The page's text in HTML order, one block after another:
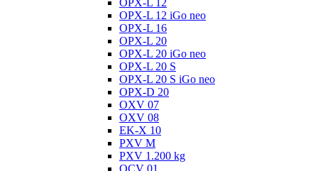
OPX-L 12
OPX-L 12 iGo neo
OPX-L 16
OPX-L 20
OPX-L 20 iGo neo
OPX-L 20 S
OPX-L 20 S iGo neo
OPX-D 20
OXV 07
OXV 08
EK-X 10
PXV M
PXV 1.200 kg